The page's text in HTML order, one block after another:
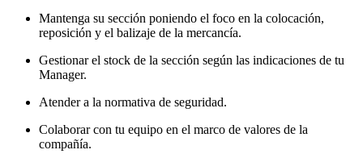
Mantenga su sección poniendo el foco en la colocación,
reposición y el balizaje de la mercancía.
Gestionar el stock de la sección según las indicaciones de tu
Manager.
Atender a la normativa de seguridad.
Colaborar con tu equipo en el marco de valores de la
compañía.